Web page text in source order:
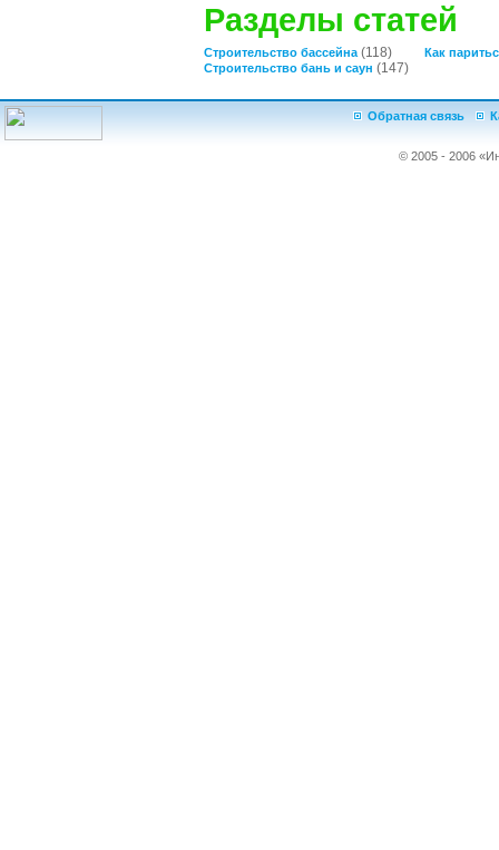
Разделы статей
Строительство бассейна(118)
Как
Строительство бань и саун (147)
Обратная связь
© 2005 - 2006